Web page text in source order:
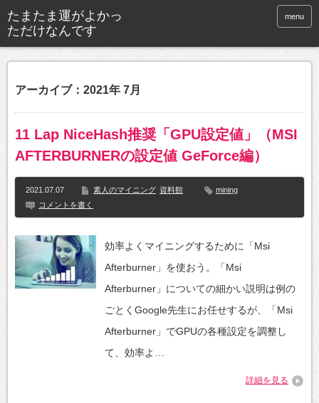
menu
アーカイブ：2021年 7月
11 Lap NiceHash推奨「GPU設定値」（MSI
AFTERBURNERの設定値 GeForce編）
2021.07.07 素人のマイニング 資料館
mining
コメントを書く
効率よくマイニングするために「Msi
Afterburner」を使おう。「Msi
Afterburner」についての細かい説明は例の
ごとくGoogle先生にお任せするが、「Msi
Afterburner」でGPUの各種設定を調整し
て、効率よ…
詳細を見る